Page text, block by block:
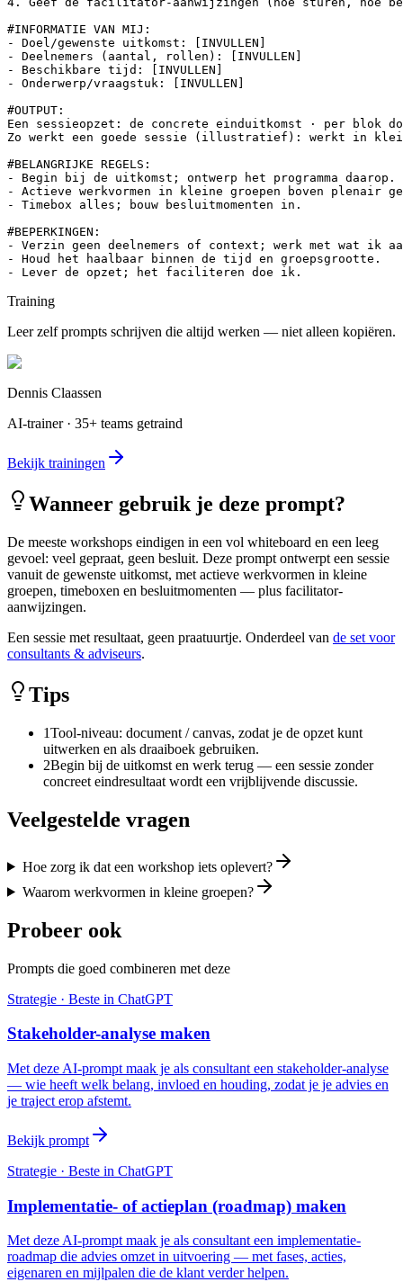
#INFORMATIE VAN MIJ:
- Doel/gewenste uitkomst: [INVULLEN]
- Deelnemers (aantal, rollen): [INVULLEN]
- Beschikbare tijd: [INVULLEN]
- Onderwerp/vraagstuk: [INVULLEN]
#OUTPUT:
Een sessieopzet: de concrete einduitkomst · per
Zo werkt een goede sessie (illustratief): werkt in
#BELANGRIJKE REGELS:
- Begin bij de uitkomst; ontwerp het programma daarop.
- Actieve werkvormen in kleine groepen boven plenair
- Timebox alles; bouw besluitmomenten in.
#BEPERKINGEN:
- Verzin geen deelnemers of context; werk met wat ik
- Houd het haalbaar binnen de tijd en groepsgrootte.
- Lever de opzet; het faciliteren doe ik.
Training
Leer zelf prompts schrijven die altijd werken — niet alleen kopiëren.
Dennis Claassen
AI-trainer · 35+ teams getraind
Bekijk trainingen
Wanneer gebruik je deze prompt?
De meeste workshops eindigen in een vol whiteboard en een leeg
gevoel: veel gepraat, geen besluit. Deze prompt ontwerpt een sessie
vanuit de gewenste uitkomst, met actieve werkvormen in kleine
groepen, timeboxen en besluitmomenten — plus facilitator-
aanwijzingen.
Een sessie met resultaat, geen praatuurtje. Onderdeel van de set voor
consultants & adviseurs.
Tips
1Tool-niveau: document / canvas, zodat je de opzet kunt
uitwerken en als draaiboek gebruiken.
2Begin bij de uitkomst en werk terug — een sessie zonder
concreet eindresultaat wordt een vrijblijvende discussie.
Veelgestelde vragen
Hoe zorg ik dat een workshop iets oplevert?
Waarom werkvormen in kleine groepen?
Probeer ook
Prompts die goed combineren met deze
Strategie · Beste in ChatGPT
Stakeholder-analyse maken
Met deze AI-prompt maak je als consultant een stakeholder-analyse
— wie heeft welk belang, invloed en houding, zodat je je advies en
je traject erop afstemt.
Bekijk prompt
Strategie · Beste in ChatGPT
Implementatie- of actieplan (roadmap) maken
Met deze AI-prompt maak je als consultant een implementatie-
roadmap die advies omzet in uitvoering — met fases, acties,
eigenaren en mijlpalen die de klant verder helpen.